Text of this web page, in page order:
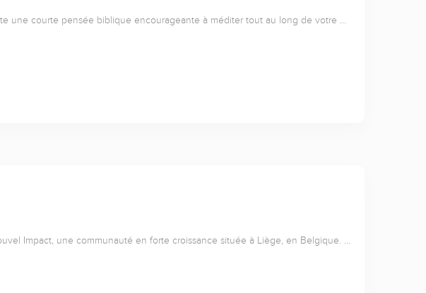
une courte pensée biblique encourageante à méditer tout au long de votre …
Impact, une communauté en forte croissance située à Liège, en Belgique. …